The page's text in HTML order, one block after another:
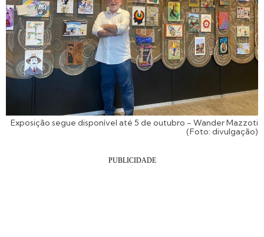
Exposição segue disponível até 5 de outubro - Wander Mazzoti
(Foto: divulgação)